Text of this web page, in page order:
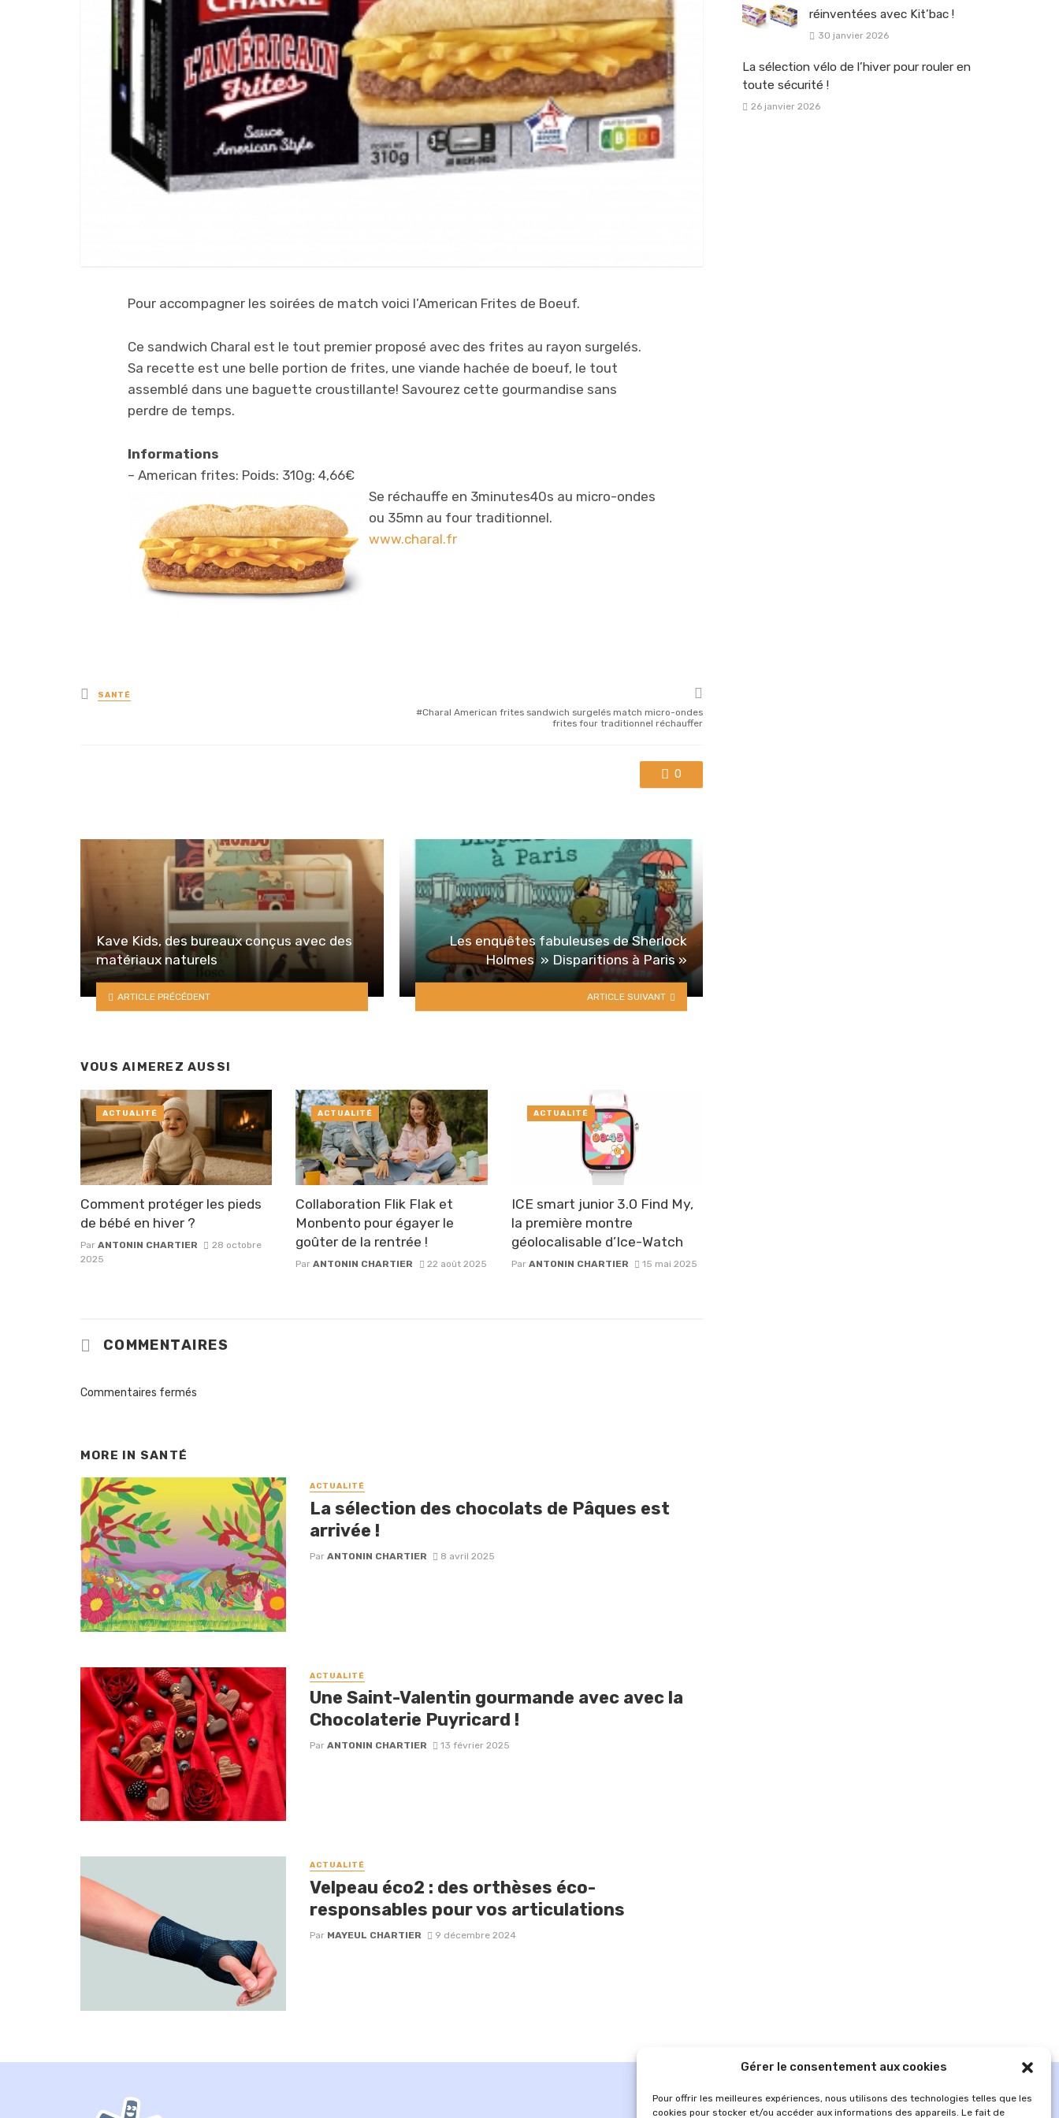
Gérer le consentement aux cookies
Pour offrir les meilleures expériences, nous utilisons des technologies telles que les
cookies pour stocker et/ou accéder aux informations des appareils. Le fait de
Pour accompagner les soirées de match voici l’American Frites de Boeuf.
Ce sandwich Charal est le tout premier proposé avec des frites au rayon surgelés.
Sa recette est une belle portion de frites, une viande hachée de boeuf, le tout
assemblé dans une baguette croustillante! Savourez cette gourmandise sans
perdre de temps.
Informations
– American frites: Poids: 310g: 4,66€
Se réchauffe en 3minutes40s au micro-ondes
ou 35mn au four traditionnel.
www.charal.fr
Posted
in
SANTÉ
Charal American frites sandwich surgelés match micro-ondes
frites four traditionnel réchauffer
0
Kave Kids, des bureaux conçus avec des
matériaux naturels
ARTICLE PRÉCÉDENT
Les enquêtes fabuleuses de Sherlock
Holmes » Disparitions à Paris »
ARTICLE SUIVANT
VOUS AIMEREZ AUSSI
Comment protéger les pieds
de bébé en hiver ?
Par ANTONIN CHARTIER
28 octobre
2025
ACTUALITÉ
Collaboration Flik Flak et
Monbento pour égayer le
goûter de la rentrée !
ParANTONIN CHARTIER 22 août 2025
ACTUALITÉ
ICE smart junior 3.0 Find My,
la première montre
géolocalisable d’Ice-Watch
Par ANTONIN CHARTIER 15 mai 2025
ACTUALITÉ
COMMENTAIRES
Commentaires fermés
MORE IN SANTÉ
ACTUALITÉ
La sélection des chocolats de Pâques est
arrivée !
Par ANTONIN CHARTIER 8 avril 2025
ACTUALITÉ
Une Saint-Valentin gourmande avec avec la
Chocolaterie Puyricard !
Par ANTONIN CHARTIER 13 février 2025
ACTUALITÉ
Velpeau éco2 : des orthèses éco-
responsables pour vos articulations
Par MAYEUL CHARTIER 9 décembre 2024
réinventées avec Kit’bac !
30 janvier 2026
La sélection vélo de l’hiver pour rouler en
toute sécurité !
26 janvier 2026